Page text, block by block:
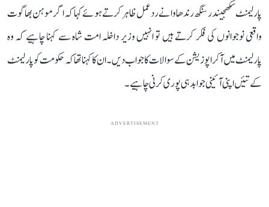
پارلیمنٹ سکھجیندر سنگھ رندھاوا نے ردعمل ظاہر کرتے ہوئے کہا کہ اگر موہن بھاگوت
واقعی نوجوانوں کی فکر کرتے ہیں تو انہیں وزیر داخلہ امت شاہ سے کہنا چاہیے کہ وہ
پارلیمنٹ میں آکر اپوزیشن کے سوالات کا جواب دیں۔ ان کا کہنا تھا کہ حکومت کو پارلیمنٹ
کے تئیں اپنی آئینی جوابدہی پوری کرنی چاہیے۔
ADVERTISEMENT